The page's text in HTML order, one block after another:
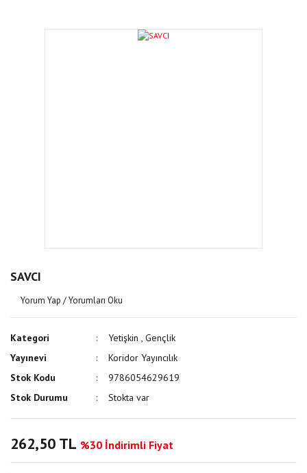
SAVCI
Yorum Yap / Yorumları Oku
Kategori Yetişkin ,Gençlik
Yayınevi
Koridor Yayıncılık
Stok Kodu
9786054629619
Stok Durumu
Stokta var
262,50 TL %30 İndirimli Fiyat